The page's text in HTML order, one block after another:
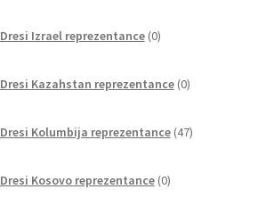
Dresi Izrael reprezentance 0izdelkov
Dresi Kazahstan reprezentance 0izdelkov
Dresi Kolumbija reprezentance 47izdelkov
Dresi Kosovo reprezentance 0izdelkov